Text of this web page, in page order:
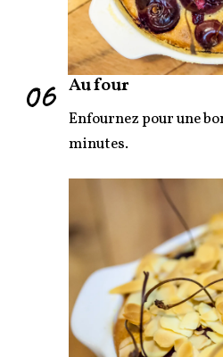
06 Au four
Enfournez pour une
minutes.